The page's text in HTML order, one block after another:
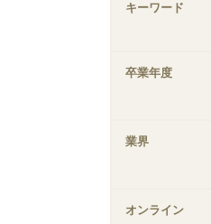
キーワード
卒業年度
業界
オンライン